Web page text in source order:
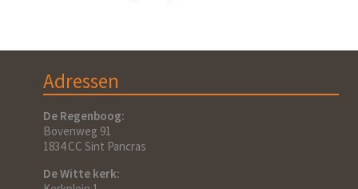
Adressen
De Regenboog:
Bovenweg 91
1834 CC Sint Pancras
De Witte kerk: